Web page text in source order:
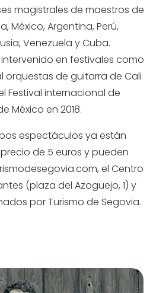
magistrales de maestros de
México, Argentina, Perú,
Venezuela y Cuba.
en festivales como
orquestas de guitarra de Cali
Festival internacional de
México en 2018.
espectáculos ya están
de 5 euros y pueden
el Centro
(plaza del Azoguejo, 1) y
por Turismo de Segovia.